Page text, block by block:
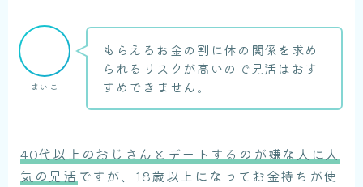
まいこ
もらえるお金の割に体の関係を求め
られるリスクが高いので兄活はおす
すめできません。
40代以上のおじさんとデートするのが嫌な人に人
気の兄活 ですが、18歳以上になってお金持ちが使